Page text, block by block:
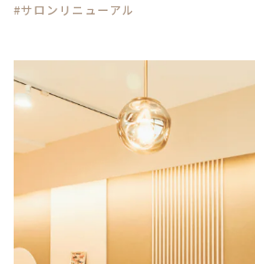
#サロンリニューアル